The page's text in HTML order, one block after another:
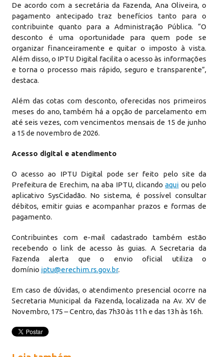
De acordo com a secretária da Fazenda, Ana Oliveira, o
pagamento antecipado traz benefícios tanto para o
contribuinte quanto para a Administração Pública. “O
desconto é uma oportunidade para quem pode se
organizar financeiramente e quitar o imposto à vista.
Além disso, o IPTU Digital facilita o acesso às informações
e torna o processo mais rápido, seguro e transparente”,
destaca.
Além das cotas com desconto, oferecidas nos primeiros
meses do ano, também há a opção de parcelamento em
até seis vezes, com vencimentos mensais de 15 de junho
a 15 de novembro de 2026.
Acesso digital e atendimento
O acesso ao IPTU Digital pode ser feito pelo site da
Prefeitura de Erechim, na aba IPTU, clicandoaqui ou pelo
aplicativo SysCidadão. No sistema, é possível consultar
débitos, emitir guias e acompanhar prazos e formas de
pagamento.
Contribuintes com e-mail cadastrado também estão
recebendo o link de acesso às guias. A Secretaria da
Fazenda alerta que o envio oficial utiliza o
domínio iptu@erechim.rs.gov.br.
Em caso de dúvidas, o atendimento presencial ocorre na
Secretaria Municipal da Fazenda, localizada na Av. XV de
Novembro, 175 – Centro, das 7h30 às 11h e das 13h às 16h.